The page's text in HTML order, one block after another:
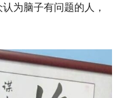
为脑子有问题的人，